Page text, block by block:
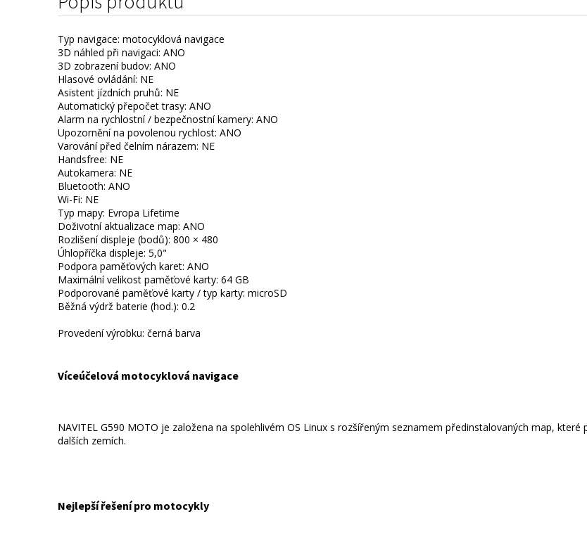
Typ navigace: motocyklová navigace
3D náhled při navigaci: ANO
3D zobrazení budov: ANO
Hlasové ovládání: NE
Asistent jízdních pruhů: NE
Automatický přepočet trasy: ANO
Alarm na rychlostní / bezpečnostní kamery: ANO
Upozornění na povolenou rychlost: ANO
Varování před čelním nárazem: NE
Handsfree: NE
Autokamera: NE
Bluetooth: ANO
Wi-Fi: NE
Typ mapy: Evropa Lifetime
Doživotní aktualizace map: ANO
Rozlišení displeje (bodů): 800 × 480
Úhlopříčka displeje: 5,0"
Podpora paměťových karet: ANO
Maximální velikost paměťové karty: 64 GB
Podporované paměťové karty / typ karty: microSD
Běžná výdrž baterie (hod.): 0.2
Provedení výrobku: černá barva
Víceúčelová motocyklová navigace
NAVITEL G590 MOTO je založena na spolehlivém OS Linux s rozšířeným seznamem předinstalovaných map, které
dalších zemích.
Nejlepší řešení pro motocykly